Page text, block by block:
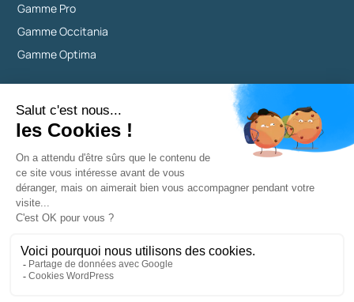
Gamme Pro
Gamme Occitania
Gamme Optima
Jusqu'à 50 m³ sans stabilisant
De 50 à 80 m³ sans stabilisant
De 80 à 120 m³ sans stabilisant
Gamme Tiny
Gamme Essentiel
Gamme Occitania
Gamme Optima